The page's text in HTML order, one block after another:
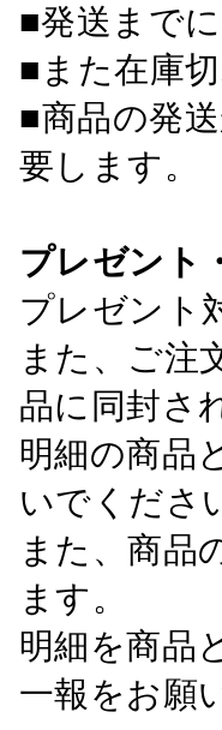
■発送まで
■また在庫
■商品の発
要します。
プレゼント
プレゼント
また、ご注
品に同封さ
明細の商品
いでくださ
また、商品
ます。
明細を商品
一報をお願